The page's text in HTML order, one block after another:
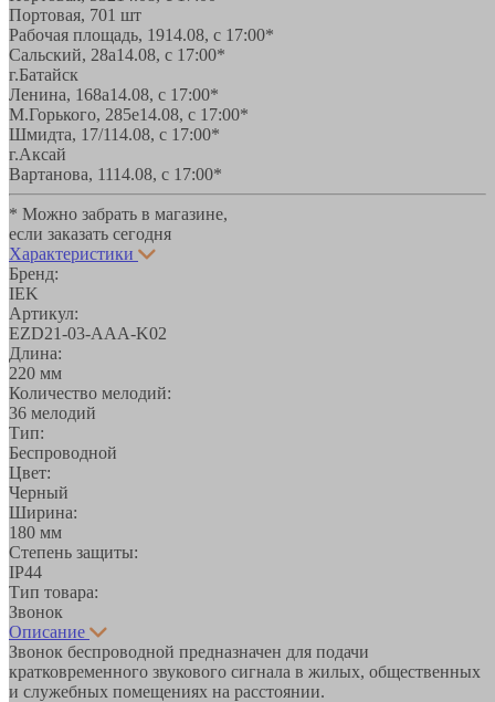
Портовая, 701 шт
Рабочая площадь, 1914.08, с 17:00*
Сальский, 28a14.08, с 17:00*
г.Батайск
Ленина, 168а14.08, с 17:00*
М.Горького, 285е14.08, с 17:00*
Шмидта, 17/114.08, с 17:00*
г.Аксай
Вартанова, 1114.08, с 17:00*
* Можно забрать в магазине,
если заказать сегодня
Характеристики
Бренд:
IEK
Артикул:
EZD21-03-AAA-K02
Длина:
220 мм
Количество мелодий:
36 мелодий
Тип:
Беспроводной
Цвет:
Черный
Ширина:
180 мм
Степень защиты:
IP44
Тип товара:
Звонок
Описание
Звонок беспроводной предназначен для подачи
кратковременного звукового сигнала в жилых, общественных
и служебных помещениях на расстоянии.